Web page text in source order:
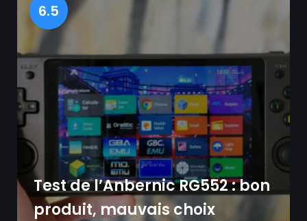
6.5
Test de l’Anbernic RG552 : bon
produit, mauvais choix